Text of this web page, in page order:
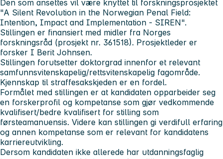
Den som ansettes vil være knyttet til forskningsprosjektet
"A Silent Revolution in the Norwegian Penal Field:
Intention, Impact and Implementation - SIREN".
Stillingen er finansiert med midler fra Norges
forskningsråd (prosjekt nr. 361518). Prosjektleder er
forsker I Berit Johnsen.
Stillingen forutsetter doktorgrad innenfor et relevant
samfunnsvitenskapelig/rettsvitenskapelig fagområde.
Kjennskap til straffesakskjeden er en fordel.
Formålet med stillingen er at kandidaten opparbeider seg
en forskerprofil og kompetanse som gjør vedkommende
kvalifisert/bedre kvalifisert for stilling som
førsteamanuensis. Videre kan stillingen gi verdifull erfaring
og annen kompetanse som er relevant for kandidatens
karriereutvikling.
Dersom kandidaten ikke allerede har utdanningsfaglig